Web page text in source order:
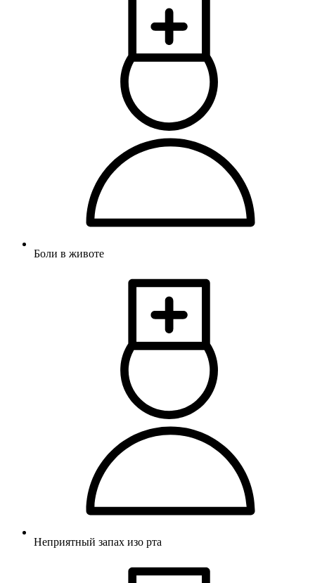
Боли в животе
Неприятный запах изо рта